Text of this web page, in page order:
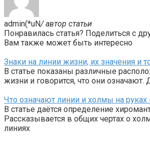
admin(*uN/ автор статьи
Понравилась статья? Поделиться с
Вам также может быть интересно
Знаки на линии жизни, их значения и
В статье показаны различные
жизни и говорится, что они означают.
Что означают линии и холмы на руках
В статье даётся определение
Рассказывается в общих чертах о
линиях